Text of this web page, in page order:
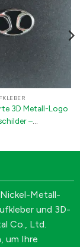
3D Metall-Logo
–
Metall-
und 3D-
Co., Ltd.
um Ihre